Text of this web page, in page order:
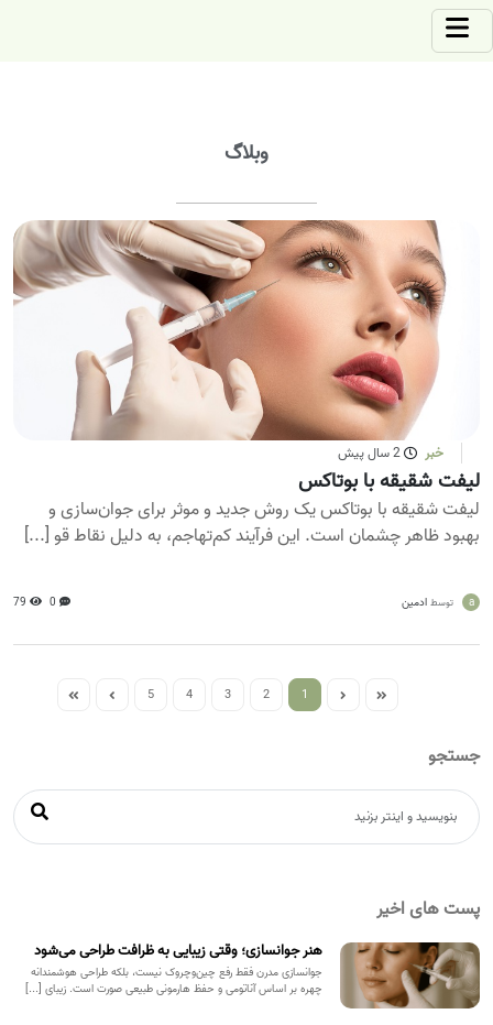
وبلاگ
خبر 2 سال پیش
لیفت شقیقه با بوتاکس
لیفت شقیقه با بوتاکس یک روش جدید و موثر برای جوان‌سازی و
بهبود ظاهر چشمان است. این فرآیند کم‌تهاجم، به دلیل نقاط قو [...]
a توسط ادمین 0
79
1
2
3
4
5
جستجو
پست های اخیر
هنر جوانسازی؛ وقتی زیبایی به ظرافت طراحی می‌شود
جوانسازی مدرن فقط رفع چین‌وچروک نیست، بلکه طراحی هوشمندانه
چهره بر اساس آناتومی و حفظ هارمونی طبیعی صورت است. زیبای [...]